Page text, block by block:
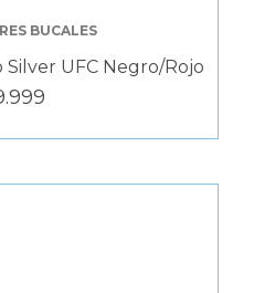
BUCALES
UFC Negro/Rojo